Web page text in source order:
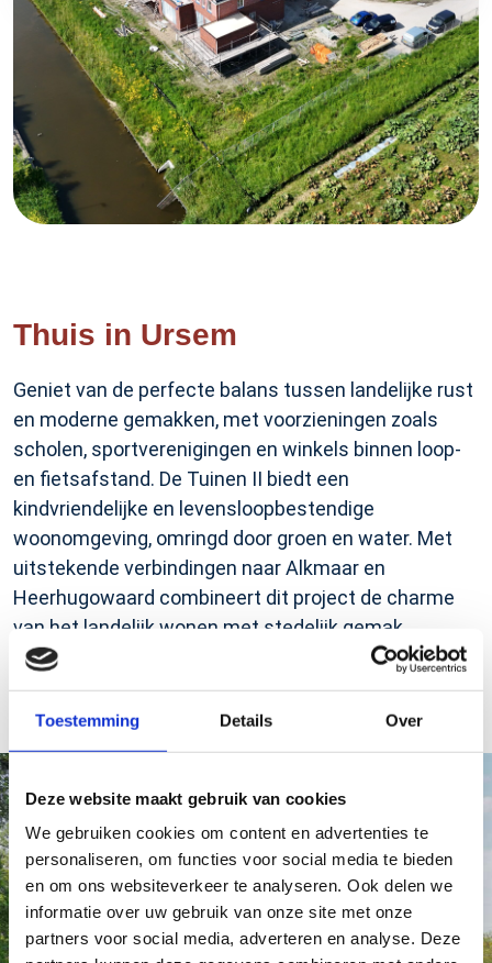
Toestemming Details Over
Deze website maakt gebruik van cookies
We gebruiken cookies om content en advertenties te
personaliseren, om functies voor social media te bieden
en om ons websiteverkeer te analyseren. Ook delen we
informatie over uw gebruik van onze site met onze
partners voor social media, adverteren en analyse. Deze
Thuis in Ursem
Geniet van de perfecte balans tussen landelijke rust
en moderne gemakken, met voorzieningen zoals
scholen, sportverenigingen en winkels binnen loop-
en fietsafstand. De Tuinen II biedt een
kindvriendelijke en levensloopbestendige
woonomgeving, omringd door groen en water. Met
uitstekende verbindingen naar Alkmaar en
Heerhugowaard combineert dit project de charme
van het landelijk wonen met stedelijk gemak.
Ontdek Ursem